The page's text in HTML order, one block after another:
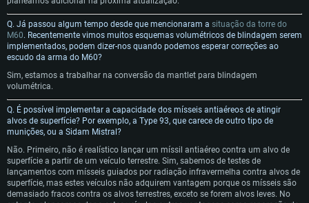
Memória: 4GB
Placa Gráfica: Placa com DirectX 11: AMD Radeon 77XX / NVIDIA GeForce
GTX 660. Resolução mínima suportada: 720p
Network: Internet de banda larga.
Disco: 23,1 GB
Recomendado
Sistema Operativo: Windows 10/11 (64 bit)
Processador: Intel Core i5, Ryzen 5 3600 ou superior
Memória: 16 GB ou mais
Placa Gráfica: Placa com DirectX 11 ou superior; Nvidia GeForce 1060 ou
superior, Radeon RX 570 ou superior
Memória: 6 GB
Placa Gráfica: Intel Iris Pro 5200 (Mac), equivalentes AMD/Nvidia para Mac.
Resolução mínima suportada: 720p com suporte Metal.
Network: Internet de banda larga.
Disco: 21,5 GB
Recomendado
Sistema Operativo: Mac OS Big Sur 11.0 ou versão mais recente
Processador: Core i7 (Intel Xeon não suportado)
Memória: 8 GB
Placa Gráfica: Radeon Vega II ou superior com suporte Metal.
Network: Internet de banda larga.
Memória: 4 GB
Placa Gráfica: NVIDIA 660 com os drivers mais recentes (não mais de 6
meses) / equivalentes AMD com os drivers mais recentes com suporte
Vulkan (não mais de 6 meses); Resolução mínima suportada: 720p.
Disco: 21,5 GB
Recomendado
Sistema Operativo: Ubuntu 20.04 64bit
Processador: Intel Core i7
Memória: 16 GB
Placa Gráfica: NVIDIA 1060 com os drivers mais recentes (não mais de 6
Q. Já passou algum tempo desde que mencionaram a situação da torre do
M60. Recentemente vimos muitos esquemas volumétricos de blindagem serem
implementados, podem dizer-nos quando podemos esperar correções ao
escudo da arma do M60?
Sim, estamos a trabalhar na conversão da mantlet para blindagem
volumétrica.
Q. É possível implementar a capacidade dos mísseis antiaéreos de atingir
alvos de superfície? Por exemplo, a Type 93, que carece de outro tipo de
munições, ou a Sidam Mistral?
Não. Primeiro, não é realístico lançar um míssil antiaéreo contra um alvo de
superfície a partir de um veículo terrestre. Sim, sabemos de testes de
lançamentos com mísseis guiados por radiação infravermelha contra alvos de
superfície, mas estes veículos não adquirem vantagem porque os mísseis são
demasiado fracos contra os alvos terrestres, exceto se forem alvos leves. No